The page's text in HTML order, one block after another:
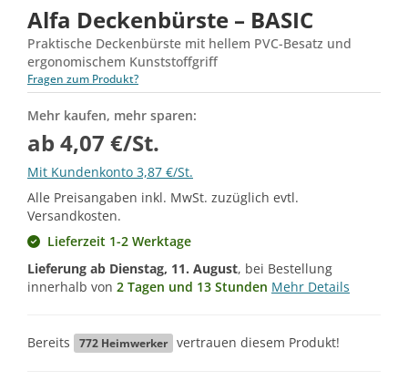
Alfa Deckenbürste – BASIC
Praktische Deckenbürste mit hellem PVC-Besatz und
ergonomischem Kunststoffgriff
Fragen zum Produkt?
Mehr kaufen, mehr sparen:
ab 4,07 €/St.
Mit Kundenkonto 3,87 €/St.
Alle Preisangaben inkl. MwSt. zuzüglich evtl.
Versandkosten.
Lieferzeit 1-2 Werktage
Lieferung ab Dienstag, 11. August, bei Bestellung
innerhalb von 2 Tagen und 13 Stunden Mehr Details
Bereits 772 Heimwerker vertrauen diesem Produkt!